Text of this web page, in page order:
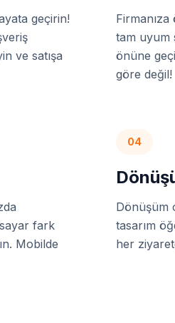
geçirin!
ve satışa
Firmanıza
tam uyum
önüne
göre değil!
fark
Mobilde
04
Dönüşüm
tasarım
her